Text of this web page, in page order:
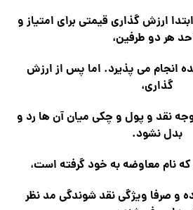
ارزش گذاری قیمتی برای امتیاز و
هر دو طرفین،
انجام می پذیرد. اما پس از ارزش
گذاری،
نقد و پول و چکی میان آن ها رد و
بدل نشود.
که نام معاوضه به خود گرفته است،
و صرفا ویژگی نقد شوندگی مد نظر